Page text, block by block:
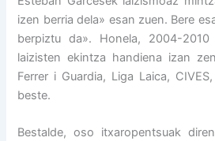
izen berria dela» esan zuen. Bere
berpiztu da». Honela, 2004-
laizisten ekintza handiena izan
Ferrer i Guardia, Liga Laica,
beste.
Bestalde, oso itxaropentsuak